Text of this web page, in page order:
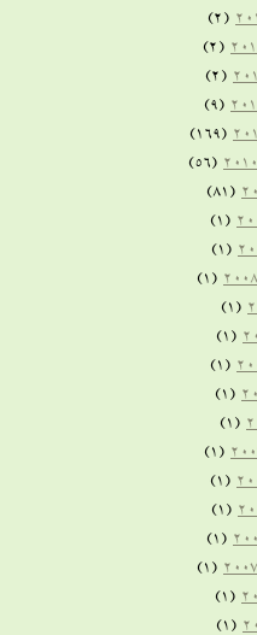
(2)
(2)
(2)
(9)
(169)
(56)
(81)
(1)
(1)
(1)
(1)
(1)
(1)
(1)
(1)
(1)
(1)
(1)
(1)
(1)
(1)
(1)